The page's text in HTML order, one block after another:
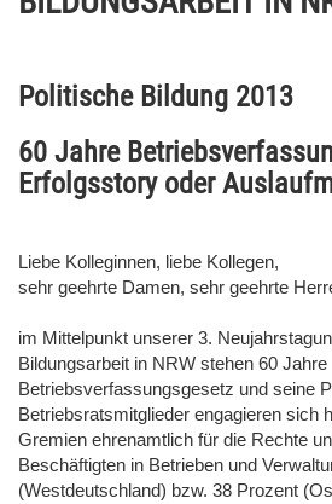
Politische Bildung 2013
60 Jahre
Erfolgsstory oder
Liebe Kolleginnen, liebe Kollegen,
sehr geehrte Damen, sehr geehrte
im Mittelpunkt unserer 3.
Bildungsarbeit in NRW stehen 60 Jahre
Betriebsverfassungsgesetz und seine
Betriebsratsmitglieder engagieren sich
Gremien ehrenamtlich für die Rechte
Beschäftigten in Betrieben und
(Westdeutschland) bzw. 38 Prozent